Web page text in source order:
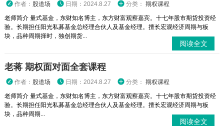
作者： 股道场 日期：2024.8.27 分类： 期权课程
老师简介 量式基金，东财知名博主，东方财富观察嘉宾。十七年股市期货投资经
验。长期担任阳光私募基金总经理合伙人及基金经理。擅长宏观经济周期与板
块，品种周期择时，独创期货...
阅读全文
老蒋 期权面对面全套课程
作者： 股道场 日期：2024.8.27 分类： 期权课程
老师简介 量式基金，东财知名博主，东方财富观察嘉宾。十七年股市期货投资经
验。长期担任阳光私募基金总经理合伙人及基金经理。擅长宏观经济周期与板
块，品种周期...
阅读全文